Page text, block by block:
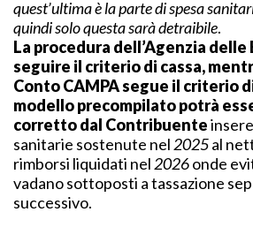
quest’ultima è la parte di spesa
quindi solo questa sarà detraibile.
La procedura dell’Agenzia
seguire il criterio di cassa,
Conto CAMPA segue il criterio
modello precompilato potrà
corretto dal Contribuente
sanitarie sostenute nel 2025al
rimborsi liquidati nel 2026onde
vadano sottoposti a tassazione
successivo.